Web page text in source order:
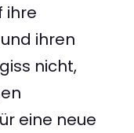
ihre
ihren
nicht,
eine neue